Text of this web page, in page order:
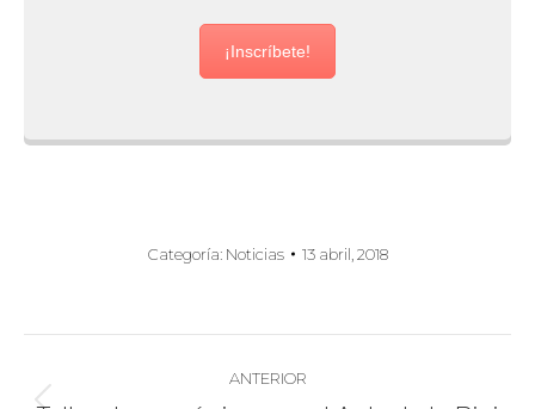
¡Inscríbete!
Categoría: Noticias 13 abril, 2018
ANTERIOR